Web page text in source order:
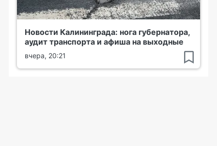
Новости Калининграда: нога губернатора,
аудит транспорта и афиша на выходные
вчера, 20:21